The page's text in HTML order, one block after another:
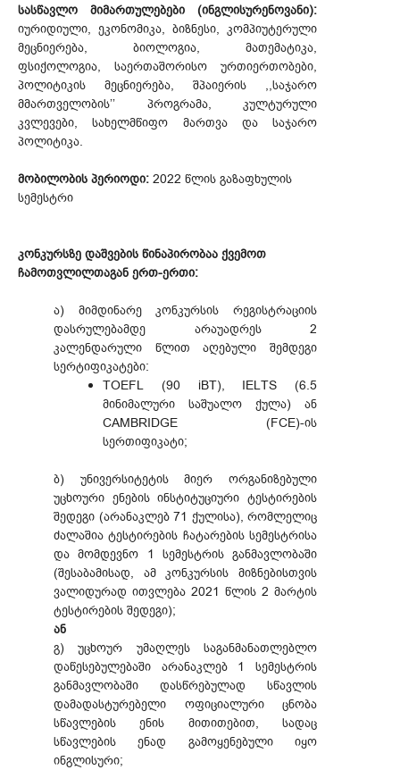
სასწავლო მიმართულებები (ინგლისურენოვანი):
იურიდიული, ეკონომიკა, ბიზნესი, კომპიუტერული
მეცნიერება, ბიოლოგია, მათემატიკა,
ფსიქოლოგია, საერთაშორისო ურთიერთობები,
პოლიტიკის მეცნიერება, შპაიერის ,,საჯარო
მმართველობის’’ პროგრამა, კულტურული
კვლევები, სახელმწიფო მართვა და საჯარო
პოლიტიკა.
მობილობის პერიოდი: 2022 წლის გაზაფხულის
სემესტრი
კონკურსზე დაშვების წინაპირობაა ქვემოთ
ჩამოთვლილთაგან ერთ-ერთი:
ა) მიმდინარე კონკურსის რეგისტრაციის
დასრულებამდე არაუადრეს 2
კალენდარული წლით აღებული შემდეგი
სერტიფიკატები:
TOEFL (90 iBT), IELTS (6.5
მინიმალური საშუალო ქულა) ან
CAMBRIDGE (FCE)-ის
სერთიფიკატი;
ბ) უნივერსიტეტის მიერ ორგანიზებული
უცხოური ენების ინსტიტუციური ტესტირების
შედეგი (არანაკლებ 71 ქულისა), რომლელიც
ძალაშია ტესტირების ჩატარების სემესტრისა
და მომდევნო 1 სემესტრის განმავლობაში
(შესაბამისად, ამ კონკურსის მიზნებისთვის
ვალიდურად ითვლება 2021 წლის 2 მარტის
ტესტირების შედეგი);
ან
გ) უცხოურ უმაღლეს საგანმანათლებლო
დაწესებულებაში არანაკლებ 1 სემესტრის
განმავლობაში დასწრებულად სწავლის
დამადასტურებელი ოფიციალური ცნობა
სწავლების ენის მითითებით, სადაც
სწავლების ენად გამოყენებული იყო
ინგლისური;